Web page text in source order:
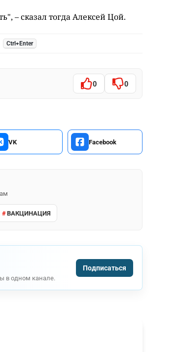
– сказал тогда Алексей Цой.
Ctrl+Enter
0 0
VK Facebook
ВАКЦИНАЦИЯ
в одном канале.
Подписаться